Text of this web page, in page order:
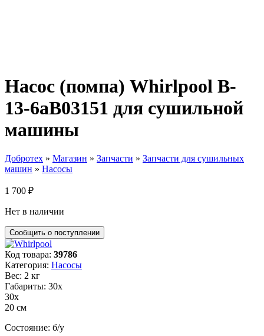
Насос (помпа) Whirlpool B-
13-6aB03151 для сушильной
машины
Добротех » Магазин » Запчасти » Запчасти для сушильных
машин » Насосы
1 700 ₽
Нет в наличии
Код товара: 39786
Категория: Насосы
Вес: 2 кг
Габариты: 30х
30х
20 см
Состояние: б/у